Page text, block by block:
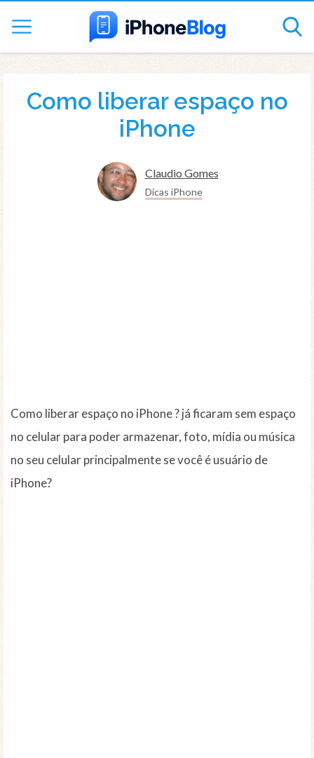
Como liberar espaço no
iPhone
Claudio Gomes
Dicas iPhone
Como liberar espaço no iPhone ? já ficaram sem espaço
no celular para poder armazenar, foto, mídia ou música
no seu celular principalmente se você é usuário de
iPhone?